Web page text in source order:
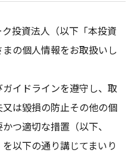
投資法人（以下「本投資
の個人情報をお取扱いし
イドラインを遵守し、取
は毀損の防止その他の個
つ適切な措置（以下、
以下の通り講じてまいり